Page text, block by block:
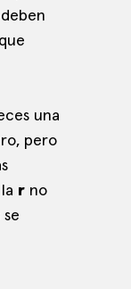
una
pero
r no